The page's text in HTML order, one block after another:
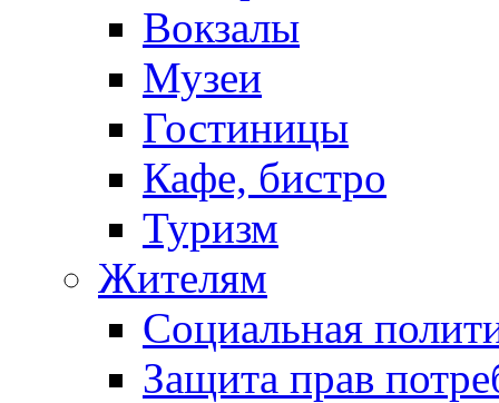
Вокзалы
Музеи
Гостиницы
Кафе, бистро
Туризм
Жителям
Социальная
Защита прав